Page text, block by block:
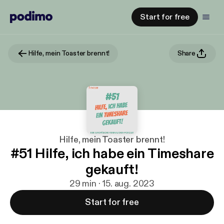
Start for free
Hilfe, mein Toaster brennt! Share
Hilfe, mein Toaster brennt!
#51 Hilfe, ich habe ein Timeshare
gekauft!
29 min · 15. aug. 2023
Start for free